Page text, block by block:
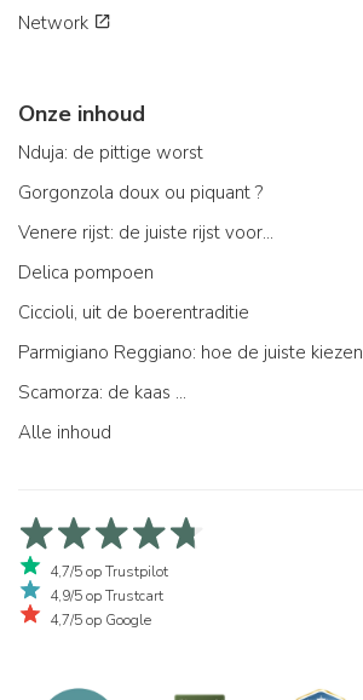
Network
Onze inhoud
Nduja: de pittige worst
Gorgonzola doux ou piquant ?
Venere rijst: de juiste rijst voor...
Delica pompoen
Ciccioli, uit de boerentraditie
Parmigiano Reggiano: hoe de juiste kiezen
Scamorza: de kaas ...
Alle inhoud
4,7/5 op Trustpilot
4,9/5 op Trustcart
4,7/5 op Google